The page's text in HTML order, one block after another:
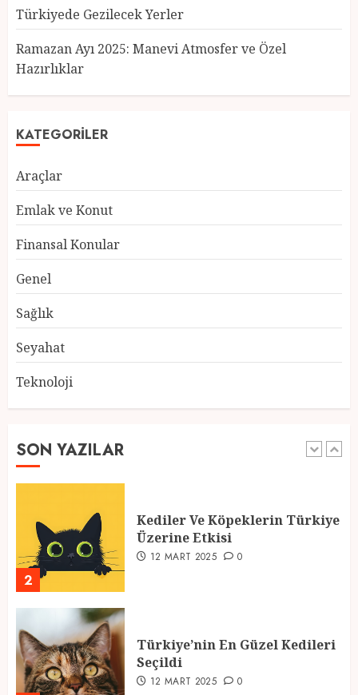
Türkiyede Gezilecek Yerler
Ramazan Ayı 2025: Manevi Atmosfer ve Özel
Hazırlıklar
KATEGORILER
Araçlar
Emlak ve Konut
Finansal Konular
Genel
Sağlık
Seyahat
Teknoloji
SON YAZILAR
Türkiye’nin En Güzel Kedileri
Seçildi
12 MART 2025
4
5
1
2025 En İyi Yaz Tatilleri
2
Kediler Ve Köpeklerin Türkiye
Üzerine Etkisi
12 MART 2025 0
Türkiye’nin En Güzel Kedileri
Seçildi
12 MART 2025 0